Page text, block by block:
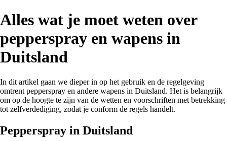
Alles wat je moet weten over
pepperspray en wapens in
Duitsland
In dit artikel gaan we dieper in op het gebruik en de regelgeving
omtrent pepperspray en andere wapens in Duitsland. Het is belangrijk
om op de hoogte te zijn van de wetten en voorschriften met betrekking
tot zelfverdediging, zodat je conform de regels handelt.
Pepperspray in Duitsland